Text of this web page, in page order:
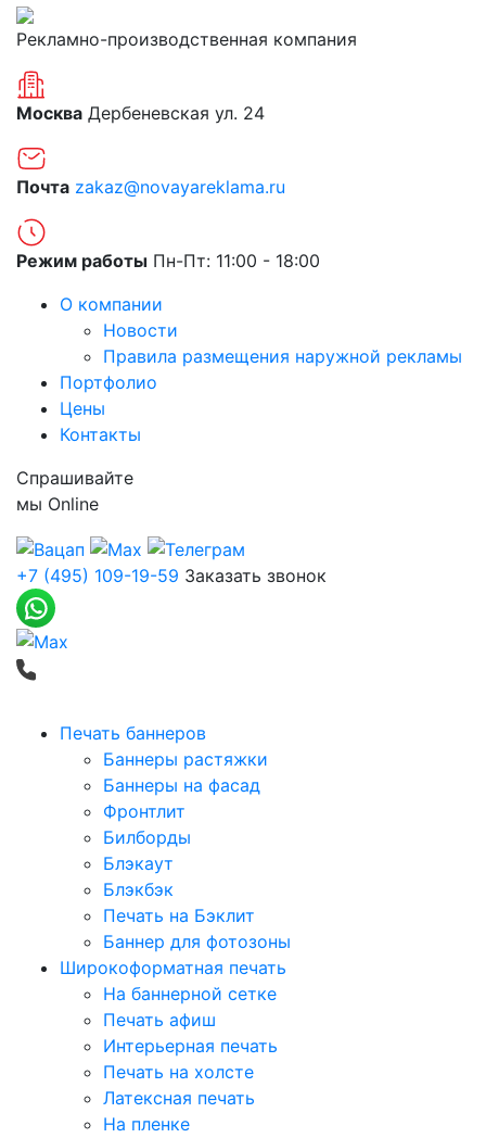
Рекламно-производственная компания
Москва Дербеневская ул. 24
Почта zakaz@novayareklama.ru
Режим работы Пн-Пт: 11:00 - 18:00
О компании
Новости
Правила размещения наружной рекламы
Портфолио
Цены
Контакты
Спрашивайте
мы Online
+7 (495) 109-19-59 Заказать звонок
Печать баннеров
Баннеры растяжки
Баннеры на фасад
Фронтлит
Билборды
Блэкаут
Блэкбэк
Печать на Бэклит
Баннер для фотозоны
Широкоформатная печать
На баннерной сетке
Печать афиш
Интерьерная печать
Печать на холсте
Латексная печать
На пленке